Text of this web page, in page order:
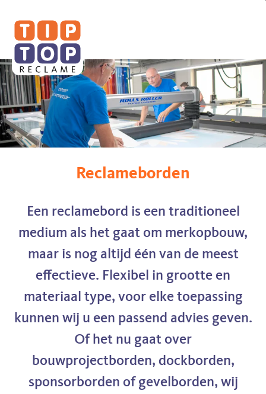
Reclame
Reclameborden
Een reclamebord is een traditioneel
medium als het gaat om merkopbouw,
maar is nog altijd één van de meest
effectieve. Flexibel in grootte en
materiaal type, voor elke toepassing
kunnen wij u een passend advies geven.
Of het nu gaat over
bouwprojectborden, dockborden,
sponsorborden of gevelborden, wij